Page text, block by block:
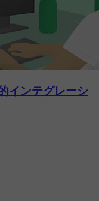
インテグレーシ